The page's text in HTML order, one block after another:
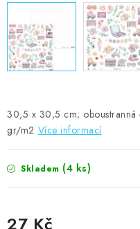
30,5 x 30,5 cm; oboustranná
gr/m2 Více informací
Skladem (4 ks)
27 Kč